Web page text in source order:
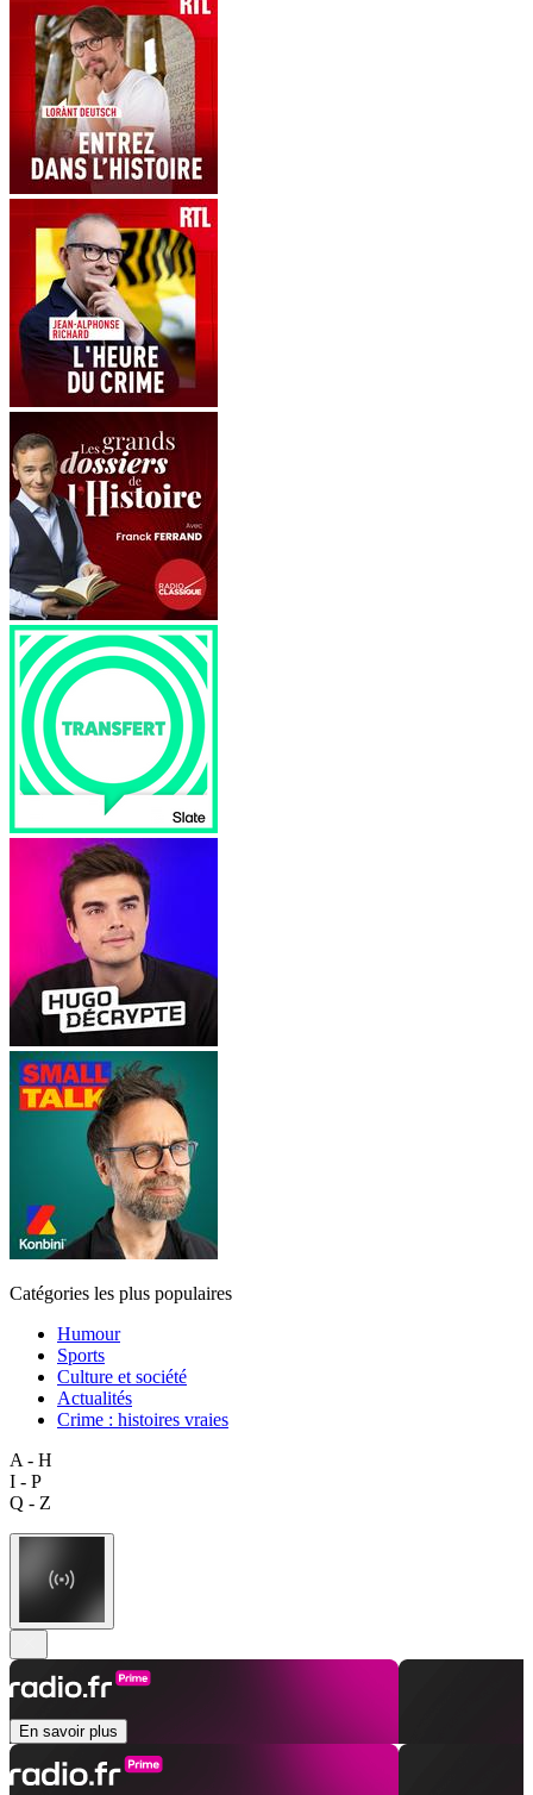
Catégories les plus populaires
Humour
Sports
Culture et société
Actualités
Crime : histoires vraies
A - H
I - P
Q - Z
En savoir plus